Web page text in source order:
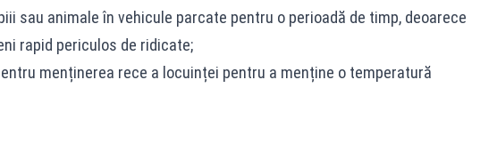
sau animale în vehicule parcate pentru o perioadă de timp, deoarece
rapid periculos de ridicate;
menținerea rece a locuinței pentru a menține o temperatură